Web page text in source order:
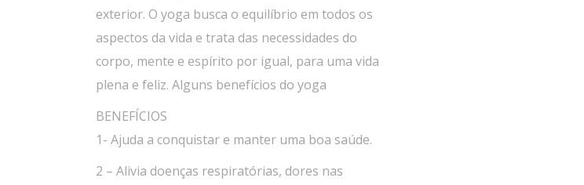
exterior. O yoga busca o equilíbrio em todos os
aspectos da vida e trata das necessidades do
corpo, mente e espírito por igual, para uma vida
plena e feliz. Alguns benefícios do yoga
BENEFÍCIOS
1- Ajuda a conquistar e manter uma boa saúde.
2 – Alivia doenças respiratórias, dores nas